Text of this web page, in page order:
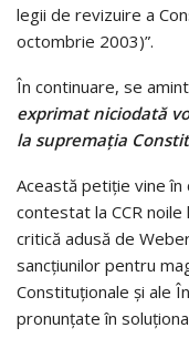
legii de revizuire a
octombrie 2003)”.
În continuare, se
exprimat niciodată
la supremația
Această petiție vine în
contestat la CCR
critică adusă de
sancțiunilor pentru
Constituționale și ale
pronunțate în